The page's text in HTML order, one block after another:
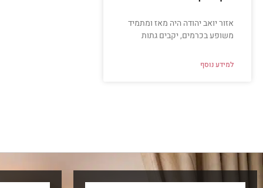
אזור יואב יהודה היה מאז ומתמיד
משופע בכרמים, יקבים גתות
למידע נוסף